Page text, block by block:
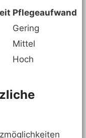
Pflegeaufwand
Gering
Mittel
Hoch